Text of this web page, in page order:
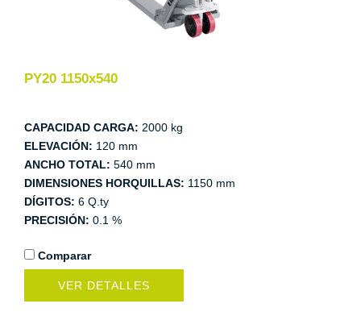
PY20 1150x540
CAPACIDAD CARGA: 2000 kg
ELEVACIÓN: 120 mm
ANCHO TOTAL: 540 mm
DIMENSIONES HORQUILLAS: 1150 mm
DÍGITOS: 6 Q.ty
PRECISIÓN: 0.1 %
Comparar
VER DETALLES